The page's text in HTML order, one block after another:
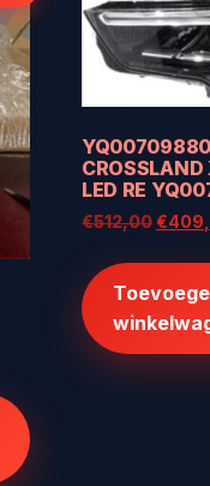
YQ00709880
CROSSLAND
LED RE
€512,00€